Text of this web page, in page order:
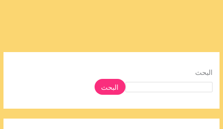
البحث
البحث